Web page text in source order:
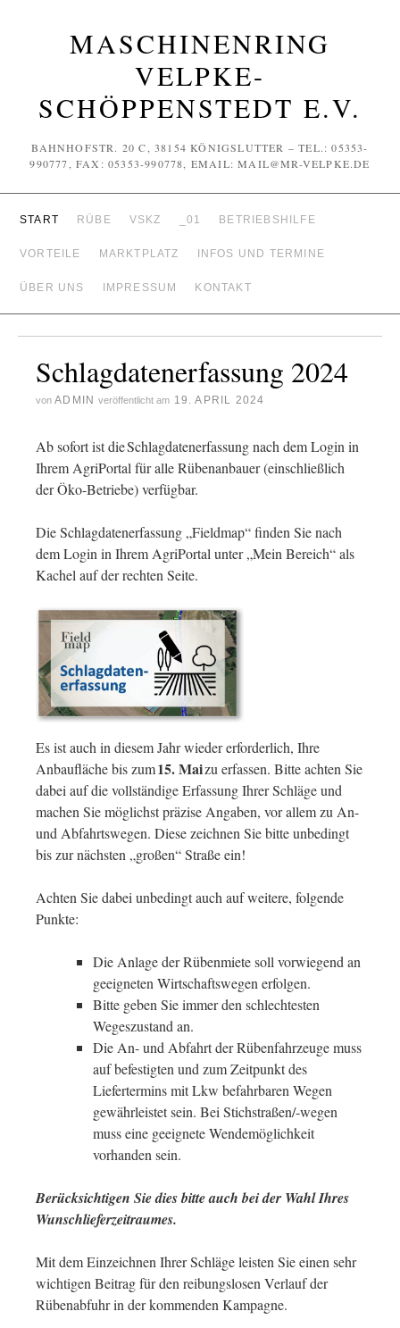
MASCHINENRING
VELPKE-
SCHÖPPENSTEDT E.V.
BAHNHOFSTR. 20 C, 38154 KÖNIGSLUTTER – TEL.: 05353-
990777, FAX: 05353-990778, EMAIL: MAIL@MR-VELPKE.DE
START RÜBE VSKZ _01 BETRIEBSHILFE
VORTEILE MARKTPLATZ INFOS UND TERMINE
ÜBER UNS IMPRESSUM KONTAKT
Schlagdatenerfassung 2024
von ADMIN veröffentlicht am 19. APRIL 2024
Ab sofort ist die Schlagdatenerfassung nach dem Login in
Ihrem AgriPortal für alle Rübenanbauer (einschließlich
der Öko-Betriebe) verfügbar.
Die Schlagdatenerfassung „Fieldmap“ finden Sie nach
dem Login in Ihrem AgriPortal unter „Mein Bereich“ als
Kachel auf der rechten Seite.
Es ist auch in diesem Jahr wieder erforderlich, Ihre
Anbaufläche bis zum15. Maizu erfassen. Bitte achten Sie
dabei auf die vollständige Erfassung Ihrer Schläge und
machen Sie möglichst präzise Angaben, vor allem zu An-
und Abfahrtswegen. Diese zeichnen Sie bitte unbedingt
bis zur nächsten „großen“ Straße ein!
Achten Sie dabei unbedingt auch auf weitere, folgende
Punkte:
Die Anlage der Rübenmiete soll vorwiegend an
geeigneten Wirtschaftswegen erfolgen.
Bitte geben Sie immer den schlechtesten
Wegeszustand an.
Die An- und Abfahrt der Rübenfahrzeuge muss
auf befestigten und zum Zeitpunkt des
Liefertermins mit Lkw befahrbaren Wegen
gewährleistet sein. Bei Stichstraßen/-wegen
muss eine geeignete Wendemöglichkeit
vorhanden sein.
Berücksichtigen Sie dies bitte auch bei der Wahl Ihres
Wunschlieferzeitraumes.
Mit dem Einzeichnen Ihrer Schläge leisten Sie einen sehr
wichtigen Beitrag für den reibungslosen Verlauf der
Rübenabfuhr in der kommenden Kampagne.